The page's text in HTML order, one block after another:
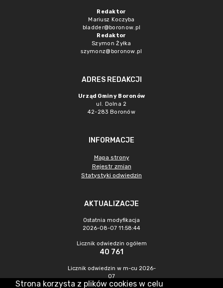
Redaktor
Mariusz Koczyba
bladder@boronow.pl
Redaktor
Szymon Żyłka
szymonz@boronow.pl
ADRES REDAKCJI
Urząd Gminy Boronów
ul. Dolna 2
42-283 Boronów
INFORMACJE
Mapa strony
Rejestr zmian
Statystyki odwiedzin
AKTUALIZACJE
Ostatnia modyfikacja
2026-08-07 11:58:44
Licznik odwiedzin ogółem
40 761
Licznik odwiedzin w m-cu 2026-
07
398
Strona korzysta z plików cookies w celu